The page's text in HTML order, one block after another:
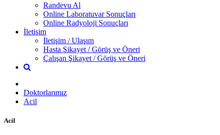
Randevu Al
Online Laboratuvar Sonuçları
Online Radyoloji Sonuçları
İletişim
İletişim / Ulaşım
Hasta Şikayet / Görüş ve Öneri
Çalışan Şikayet / Görüş ve Öneri
Doktorlarımız
Acil
Acil